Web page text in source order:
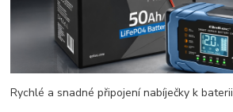
Rychlé a snadné připojení nabíječky k baterii